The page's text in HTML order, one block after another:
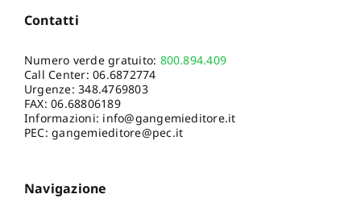
Contatti
Numero verde gratuito: 800.894.409
Call Center:06.6872774
Urgenze:348.4769803
FAX: 06.68806189
Informazioni: info@gangemieditore.it
PEC: gangemieditore@pec.it
Navigazione